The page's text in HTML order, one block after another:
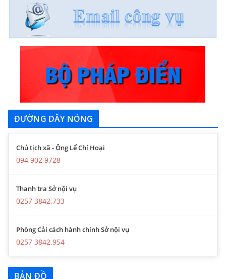
ĐƯỜNG DÂY NÓNG
Chủ tịch xã - Ông Lể Chí Hoại
094 902 9728
Thanh tra Sở nội vụ
0257 3842.733
Phòng Cải cách hành chính Sở nội vụ
0257 3842.954
BẢN ĐỒ